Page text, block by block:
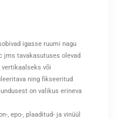
igasse ruumi nagu
jms tavakasutuses olevad
vertikaalseks või
ning fikseeritud
on valikus erineva
, epo-, plaaditud- ja vinüül